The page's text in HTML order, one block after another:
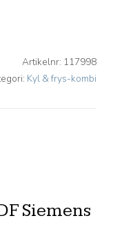
Artikelnr: 117998
Kyl & frys-kombi
Siemens